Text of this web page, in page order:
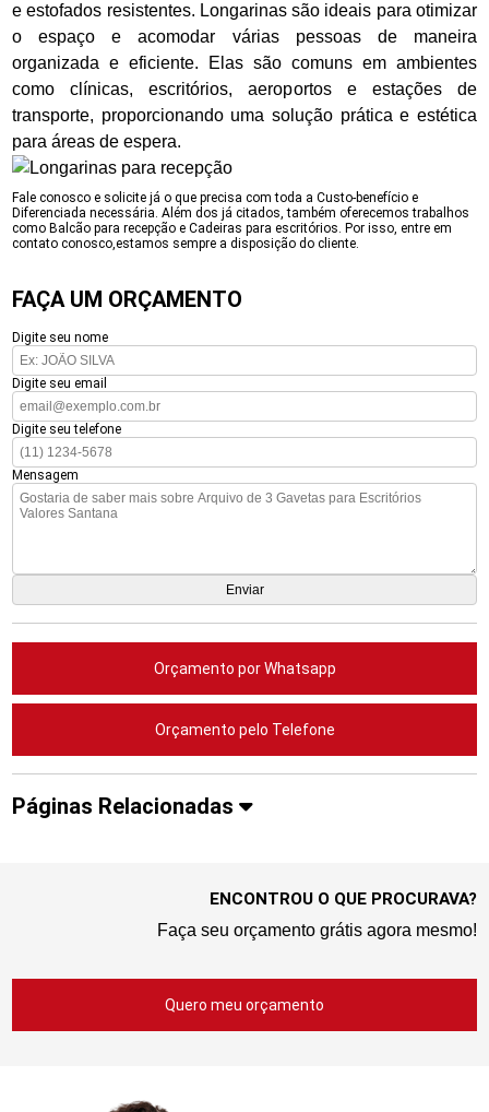
e estofados resistentes. Longarinas são ideais para otimizar
o espaço e acomodar várias pessoas de maneira
organizada e eficiente. Elas são comuns em ambientes
como clínicas, escritórios, aeroportos e estações de
transporte, proporcionando uma solução prática e estética
para áreas de espera.
Fale conosco e solicite já o que precisa com toda a Custo-benefício e
Diferenciada necessária. Além dos já citados, também oferecemos trabalhos
como Balcão para recepção e Cadeiras para escritórios. Por isso, entre em
contato conosco,estamos sempre a disposição do cliente.
FAÇA UM ORÇAMENTO
Digite seu nome
Digite seu email
Digite seu telefone
Mensagem
Orçamento por Whatsapp
Orçamento pelo Telefone
Páginas Relacionadas
ENCONTROU O QUE PROCURAVA?
Faça seu orçamento grátis agora mesmo!
Quero meu orçamento